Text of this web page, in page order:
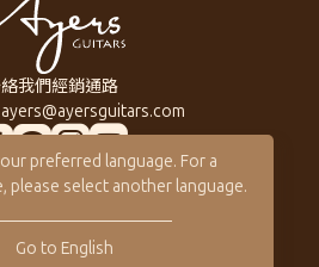
preferred language. For a
please select another language.
Go to English
我們經銷通路
ayers@ayersguitars.com
列琴款
客製琴
琴展示
關於Ayers
保固 / VIP
型錄下載